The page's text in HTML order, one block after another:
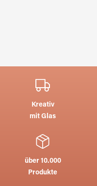
Kreativ
mit Glas
über 10.000
Produkte